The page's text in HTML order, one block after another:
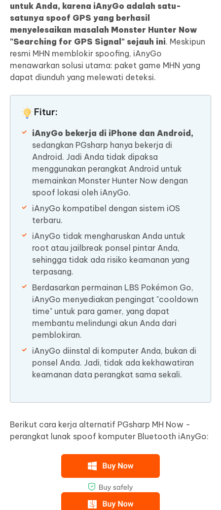
untuk Anda, karena iAnyGo adalah satu-
satunya spoof GPS yang berhasil
menyelesaikan masalah Monster Hunter Now
"Searching for GPS Signal" sejauh ini. Meskipun
resmi MHN memblokir spoofing, iAnyGo
menawarkan solusi utama: paket game MHN yang
dapat diunduh yang melewati deteksi.
Fitur:
iAnyGo bekerja di iPhone dan Android,
sedangkan PGsharp hanya bekerja di
Android. Jadi Anda tidak dipaksa
menggunakan perangkat Android untuk
memainkan Monster Hunter Now dengan
spoof lokasi oleh iAnyGo.
iAnyGo kompatibel dengan sistem iOS
terbaru.
iAnyGo tidak mengharuskan Anda untuk
root atau jailbreak ponsel pintar Anda,
sehingga tidak ada risiko keamanan yang
terpasang.
Berdasarkan permainan LBS Pokémon Go,
iAnyGo menyediakan pengingat "cooldown
time" untuk para gamer, yang dapat
membantu melindungi akun Anda dari
pemblokiran.
iAnyGo diinstal di komputer Anda, bukan di
ponsel Anda. Jadi, tidak ada kekhawatiran
keamanan data perangkat sama sekali.
Berikut cara kerja alternatif PGsharp MH Now -
perangkat lunak spoof komputer Bluetooth iAnyGo: